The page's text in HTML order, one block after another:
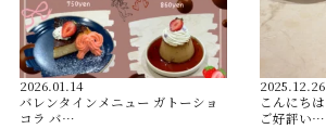
2026.01.14
バレンタインメニュー ガトーショ
コラ バ…
2025.12.26
こんにち
ご好評い…